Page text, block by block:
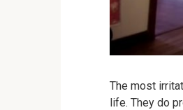
The most
life. They do